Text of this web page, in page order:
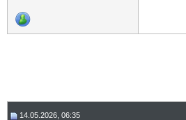
14.05.2026, 06:35